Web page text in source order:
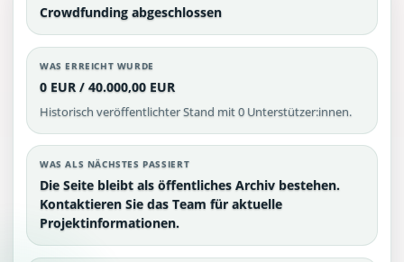
Crowdfunding abgeschlossen
WAS ERREICHT WURDE
0 EUR / 40.000,00 EUR
Historisch veröffentlichter Stand mit 0 Unterstützer:innen.
WAS ALS NÄCHSTES PASSIERT
Die Seite bleibt als öffentliches Archiv bestehen.
Kontaktieren Sie das Team für aktuelle
Projektinformationen.